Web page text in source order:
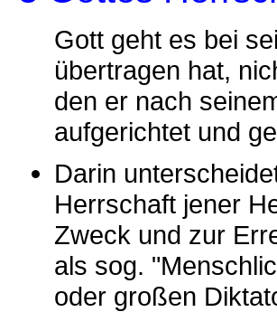
Gott geht es bei
übertragen hat,
den er nach
aufgerichtet und
Darin
Herrschaft jener
Zweck und zur
als sog.
oder großen